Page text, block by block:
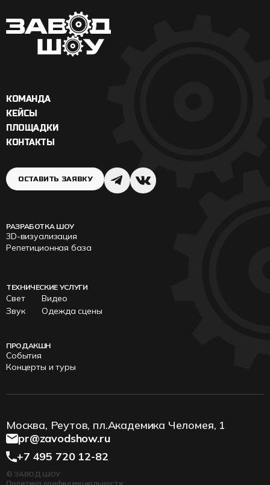
КОМАНДА
КЕЙСЫ
ПЛОЩАДКИ
КОНТАКТЫ
ОСТАВИТЬ ЗАЯВКУ
РАЗРАБОТКА ШОУ
3D-визуализация
Репетиционная база
ПРОДАКШН
События
Концерты и туры
ТЕХНИЧЕСКИЕ УСЛУГИ
Свет
Видео
Звук
Одежда сцены
pr@zavodshow.ru
+7 495 720 12-82
Москва, Реутов, пл.Академика Челомея, 1
© ЗАВОД ШОУ
Политика конфиденциальности